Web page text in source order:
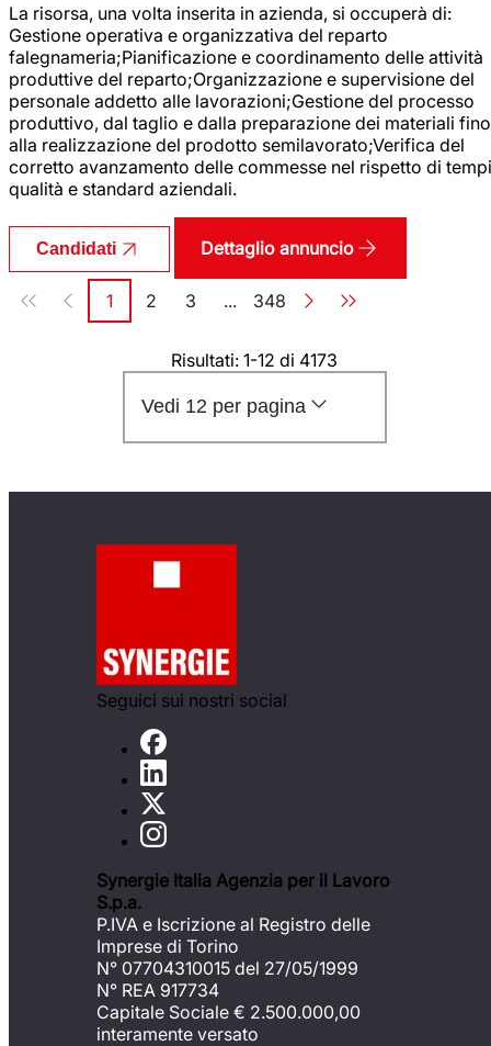
La risorsa, una volta inserita in azienda, si occuperà di:
Gestione operativa e organizzativa del reparto
falegnameria;Pianificazione e coordinamento delle attività
produttive del reparto;Organizzazione e supervisione del
personale addetto alle lavorazioni;Gestione del processo
produttivo, dal taglio e dalla preparazione dei materiali fino
alla realizzazione del prodotto semilavorato;Verifica del
corretto avanzamento delle commesse nel rispetto di
qualità e standard aziendali.
Candidati Dettaglio annuncio
Paginazione
Pagina
1 Pagina
2 Pagina
3 ... Pagina
348
Risultati: 1-12 di 4173
Vedi 12 per pagina
Seguici sui nostri social
Synergie Italia Agenzia per il Lavoro
S.p.a.
P.IVA e Iscrizione al Registro delle
Imprese di Torino
N° 07704310015 del 27/05/1999
N° REA 917734
Capitale Sociale € 2.500.000,00
interamente versato